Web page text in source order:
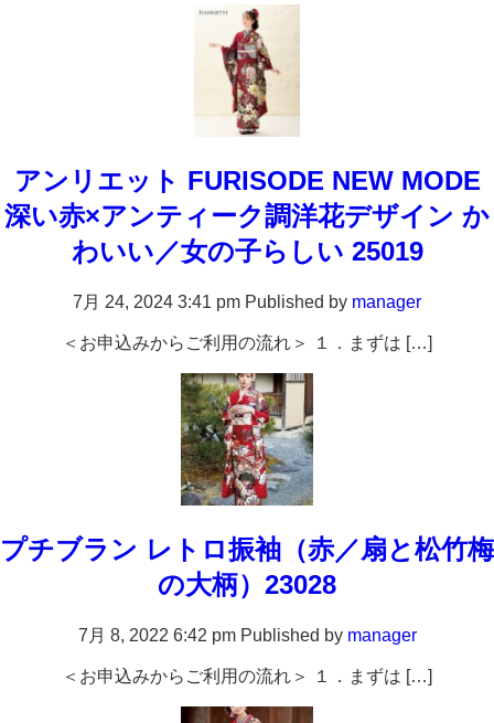
アンリエット FURISODE NEW MODE
深い赤×アンティーク調洋花デザイン か
わいい／女の子らしい 25019
7月 24, 2024 3:41 pm Published by manager
＜お申込みからご利用の流れ＞ １．まずは […]
プチブラン レトロ振袖（赤／扇と松竹梅
の大柄）23028
7月 8, 2022 6:42 pm Published by manager
＜お申込みからご利用の流れ＞ １．まずは […]